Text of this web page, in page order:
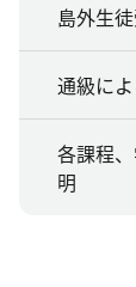
島外生
通級に
各課程
明